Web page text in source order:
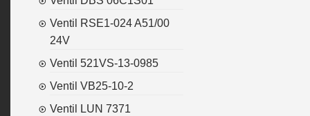
Ventil RSE1-024 A51/00
24V
Ventil 521VS-13-0985
Ventil VB25-10-2
Ventil LUN 7371